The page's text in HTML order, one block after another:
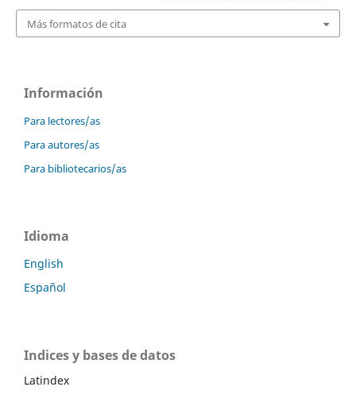
Más formatos de cita
Información
Para lectores/as
Para autores/as
Para bibliotecarios/as
Idioma
English
Español
Indices y bases de datos
Latindex